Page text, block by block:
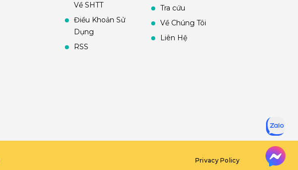
Về SHTT
Điều Khoản Sử
Dụng
RSS
Tra cứu
Về Chúng Tôi
Liên Hệ
Privacy Policy